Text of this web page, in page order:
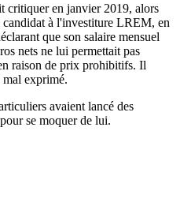
critiquer en janvier 2019, alors
à l'investiture LREM, en
que son salaire mensuel
nets ne lui permettait pas
raison de prix prohibitifs. Il
mal exprimé.
avaient lancé des
se moquer de lui.